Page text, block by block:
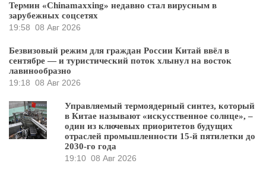
Термин «Chinamaxxing» недавно стал вирусным в
зарубежных соцсетях
19:58 08 Авг 2026
Безвизовый режим для граждан России Китай ввёл в
сентябре — и туристический поток хлынул на восток
лавинообразно
19:18 08 Авг 2026
Управляемый термоядерный синтез, который
в Китае называют «искусственное солнце», –
один из ключевых приоритетов будущих
отраслей промышленности 15-й пятилетки до
2030-го года
19:10 08 Авг 2026